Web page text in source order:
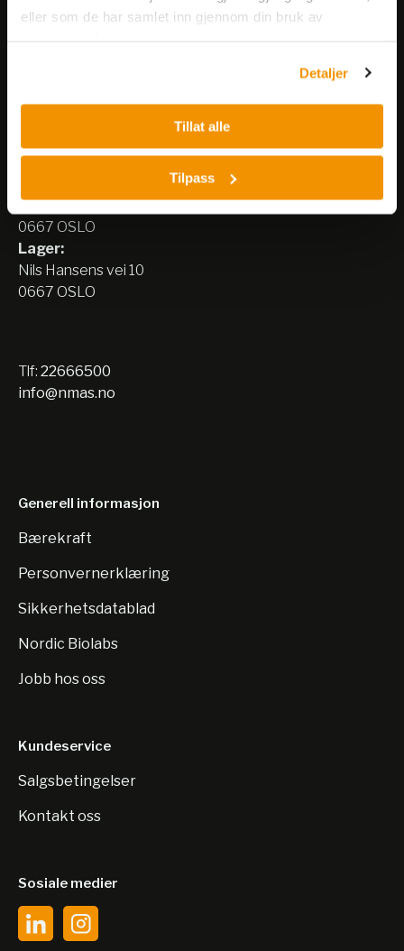
eller som de har samlet inn gjennom din bruk av
Detaljer
Tillat alle
Tilpass
Nerliens Meszansky AS
Nils Hansens vei 8
0667 OSLO
Lager:
Nils Hansens vei 10
0667 OSLO
Tlf: 22666500
info@nmas.no
Generell informasjon
Bærekraft
Personvernerklæring
Sikkerhetsdatablad
Nordic Biolabs
Jobb hos oss
Kundeservice
Salgsbetingelser
Kontakt oss
Sosiale medier